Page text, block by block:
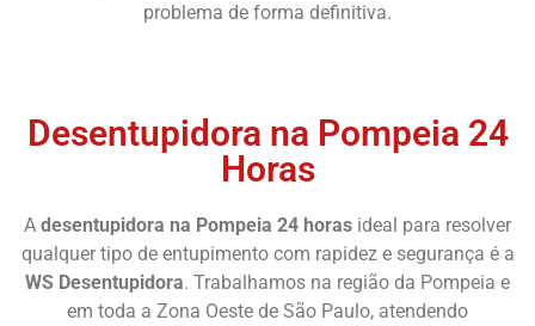
problema de forma definitiva.
Desentupidora na Pompeia 24
Horas
A desentupidora na Pompeia 24 horas ideal para resolver
qualquer tipo de entupimento com rapidez e segurança é a
WS Desentupidora. Trabalhamos na região da Pompeia e
em toda a Zona Oeste de São Paulo, atendendo